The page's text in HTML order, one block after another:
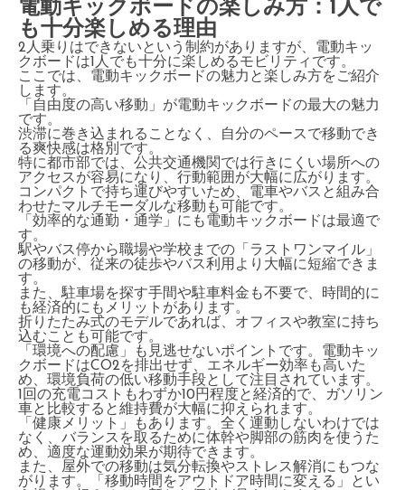
電動キックボードの楽しみ方：1人で
も十分楽しめる理由
2人乗りはできないという制約がありますが、電動キッ
クボードは1人でも十分に楽しめるモビリティです。
ここでは、電動キックボードの魅力と楽しみ方をご紹介
します。
「自由度の高い移動」が電動キックボードの最大の魅力
です。
渋滞に巻き込まれることなく、自分のペースで移動でき
る爽快感は格別です。
特に都市部では、公共交通機関では行きにくい場所への
アクセスが容易になり、行動範囲が大幅に広がります。
コンパクトで持ち運びやすいため、電車やバスと組み合
わせたマルチモーダルな移動も可能です。
「効率的な通勤・通学」にも電動キックボードは最適で
す。
駅やバス停から職場や学校までの「ラストワンマイル」
の移動が、従来の徒歩やバス利用より大幅に短縮できま
す。
また、駐車場を探す手間や駐車料金も不要で、時間的に
も経済的にもメリットがあります。
折りたたみ式のモデルであれば、オフィスや教室に持ち
込むことも可能です。
「環境への配慮」も見逃せないポイントです。電動キッ
クボードはCO2を排出せず、エネルギー効率も高いた
め、環境負荷の低い移動手段として注目されています。
1回の充電コストもわずか10円程度と経済的で、ガソリン
車と比較すると維持費が大幅に抑えられます。
「健康メリット」もあります。全く運動しないわけでは
なく、バランスを取るために体幹や脚部の筋肉を使うた
め、適度な運動効果が期待できます。
また、屋外での移動は気分転換やストレス解消にもつな
がります。「移動時間をアウトドア時間に変える」とい